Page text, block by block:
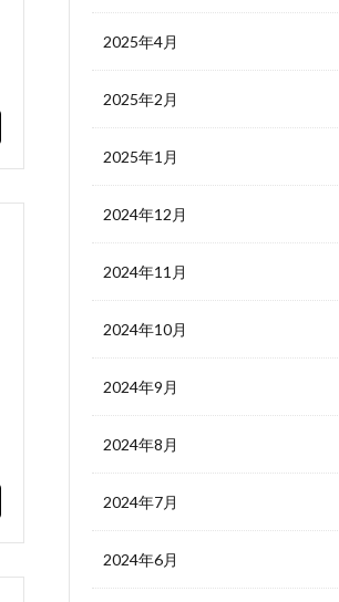
2025年4月
2025年2月
2025年1月
2024年12月
2024年11月
2024年10月
2024年9月
2024年8月
2024年7月
2024年6月